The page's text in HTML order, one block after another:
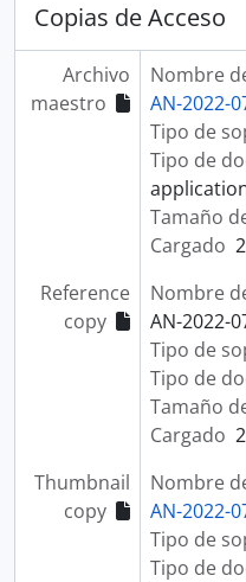
Copias de Acceso
Archivo
maestro
Nombre
AN-2022-
Tipo de
Tipo de
Tamaño
Cargado
Reference
copy
Nombre
AN-2022-
Tipo de
Tipo de
Tamaño
Cargado
Thumbnail
copy
Nombre
AN-2022-
Tipo de
Tipo de